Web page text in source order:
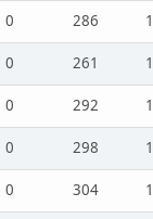
0 286
0 261
0 292
0 298
0 304